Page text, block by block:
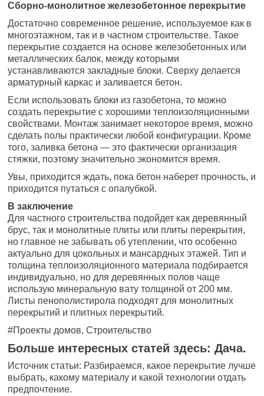
Сборно-монолитное железобетонное перекрытие
Достаточно современное решение, используемое как в
многоэтажном, так и в частном строительстве. Такое
перекрытие создается на основе железобетонных или
металлических балок, между которыми
устанавливаются закладные блоки. Сверху делается
арматурный каркас и заливается бетон.
Если использовать блоки из газобетона, то можно
создать перекрытие с хорошими теплоизоляционными
свойствами. Монтаж занимает некоторое время, можно
сделать полы практически любой конфигурации. Кроме
того, заливка бетона — это фактически организация
стяжки, поэтому значительно экономится время.
Увы, приходится ждать, пока бетон наберет прочность, и
приходится путаться с опалубкой.
В заключение
Для частного строительства подойдет как деревянный
брус, так и монолитные плиты или плиты перекрытия,
но главное не забывать об утеплении, что особенно
актуально для цокольных и мансардных этажей. Тип и
толщина теплоизоляционного материала подбирается
индивидуально, но для деревянных полов чаще
использую минеральную вату толщиной от 200 мм.
Листы пенополистирола подходят для монолитных
перекрытий и плитных перекрытий.
#Проекты домов, Строительство
Больше интересных статей здесь: Дача.
Источник статьи: Разбираемся, какое перекрытие лучше
выбрать, какому материалу и какой технологии отдать
предпочтение.